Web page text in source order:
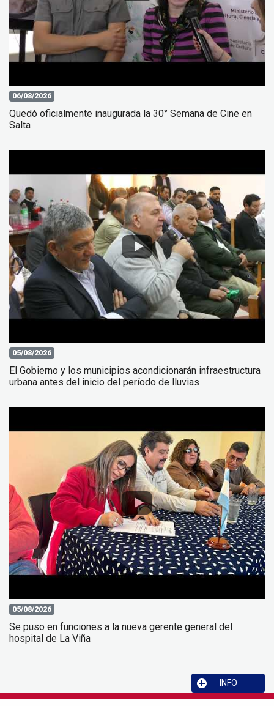
06/08/2026
Quedó oficialmente inaugurada la 30° Semana de Cine en
Salta
05/08/2026
El Gobierno y los municipios acondicionarán infraestructura
urbana antes del inicio del período de lluvias
05/08/2026
Se puso en funciones a la nueva gerente general del
hospital de La Viña
INFO